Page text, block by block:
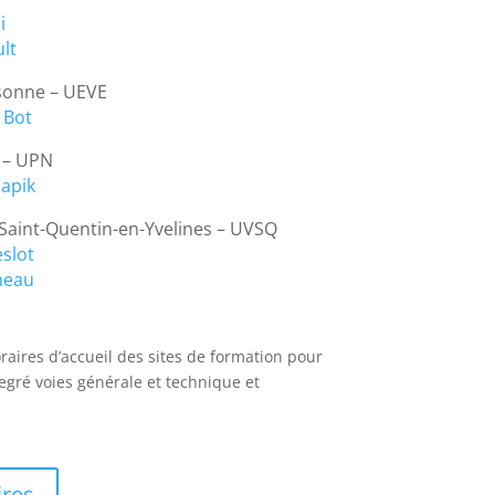
– UEVE
UPN
Quentin-en-Yvelines – UVSQ
d’accueil des sites de formation pour
voies générale et technique et